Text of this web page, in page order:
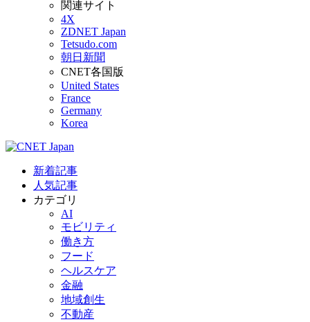
関連サイト
4X
ZDNET Japan
Tetsudo.com
朝日新聞
CNET各国版
United States
France
Germany
Korea
新着記事
人気記事
カテゴリ
AI
モビリティ
働き方
フード
ヘルスケア
金融
地域創生
不動産